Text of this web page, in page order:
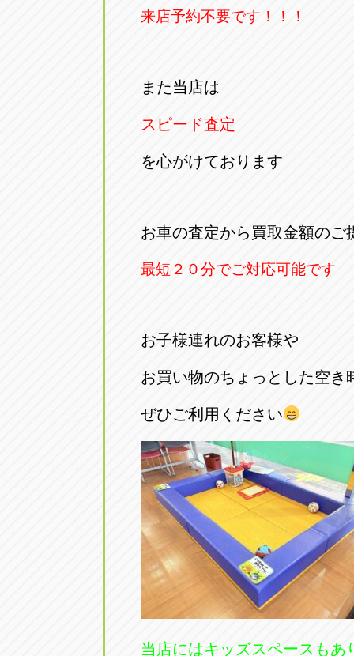
来店予約不要です！！！
また当店は
スピード査定
を心がけております
お車の査定から買取金額のご
最短２０分でご対応可能です
お子様連れのお客様や
お買い物のちょっとした空き
ぜひご利用ください
当店にはキッズスペースもあ